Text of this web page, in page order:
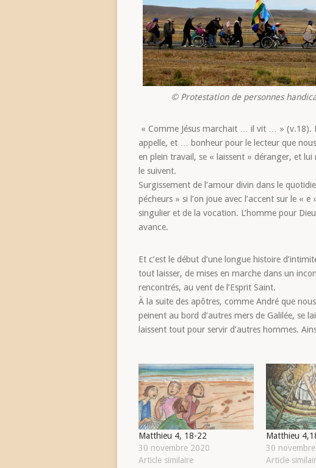
© Protestation de personnes
« Comme Jésus marchait … il vit … » (v.18).
appelle, et … bonheur pour le lecteur que
en plein travail, se « laissent » déranger, et
le suivent.
Surgissement de l’amour divin dans le
pécheurs » si l’on joue avec l’accent sur le «
singulier et de la vocation. L’homme pour
avance.
Et c’est le début d’une longue histoire
tout laisser, de mises en marche dans un
rencontrés, au vent de l’Esprit Saint.
À la suite des apôtres, comme André que
peinent au bord d’autres mers de Galilée, se
laissent tout pour servir d’autres hommes.
Matthieu 4, 18-22
30 novembre 2020
Article similaire
Matthieu
30
Article